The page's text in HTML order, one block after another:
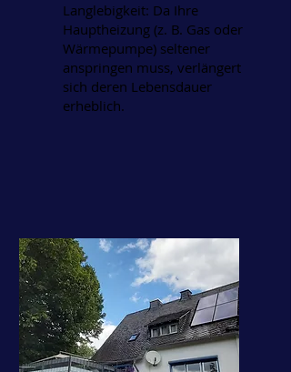
Langlebigkeit: Da Ihre
Hauptheizung (z. B. Gas oder
Wärmepumpe) seltener
anspringen muss, verlängert
sich deren Lebensdauer
erheblich.